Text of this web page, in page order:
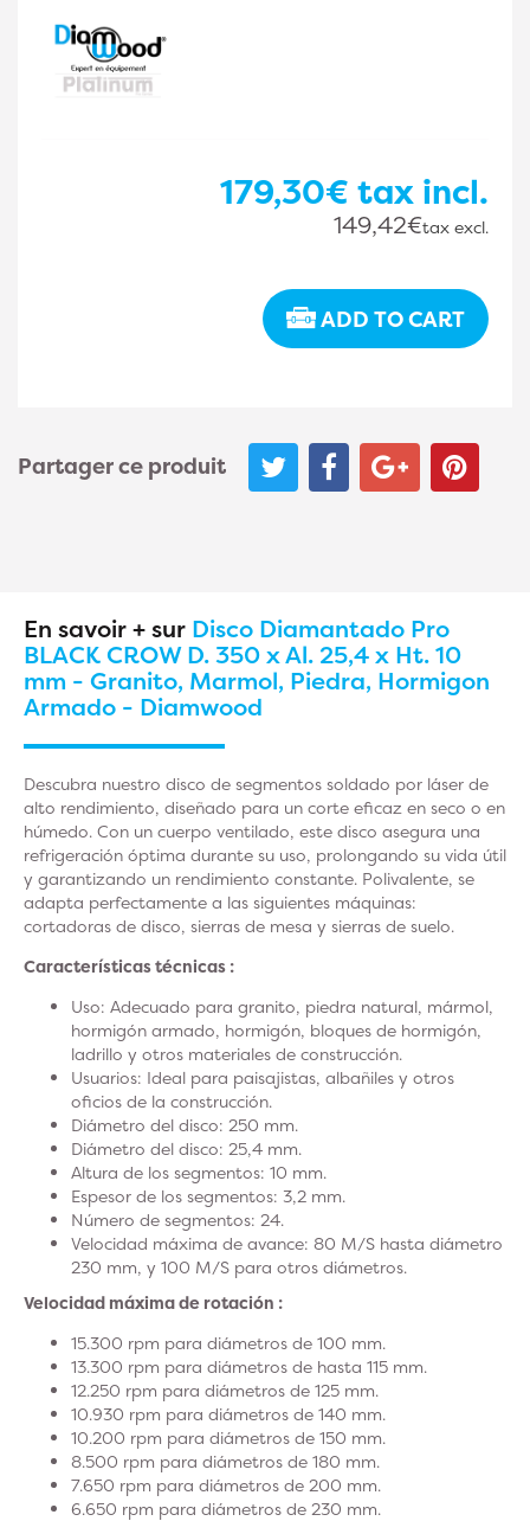
179,30€ tax incl.
149,42€tax excl.
ADD TO CART
Partager ce produit
En savoir + sur Disco Diamantado Pro
BLACK CROW D. 350 x Al. 25,4 x Ht. 10
mm - Granito, Marmol, Piedra, Hormigon
Armado - Diamwood
Descubra nuestro disco de segmentos soldado por láser de
alto rendimiento, diseñado para un corte eficaz en seco o en
húmedo. Con un cuerpo ventilado, este disco asegura una
refrigeración óptima durante su uso, prolongando su vida útil
y garantizando un rendimiento constante. Polivalente, se
adapta perfectamente a las siguientes máquinas:
cortadoras de disco, sierras de mesa y sierras de suelo.
Características técnicas :
Uso: Adecuado para granito, piedra natural, mármol,
hormigón armado, hormigón, bloques de hormigón,
ladrillo y otros materiales de construcción.
Usuarios: Ideal para paisajistas, albañiles y otros
oficios de la construcción.
Diámetro del disco: 250 mm.
Diámetro del disco: 25,4 mm.
Altura de los segmentos: 10 mm.
Espesor de los segmentos: 3,2 mm.
Número de segmentos: 24.
Velocidad máxima de avance: 80 M/S hasta diámetro
230 mm, y 100 M/S para otros diámetros.
Velocidad máxima de rotación :
15.300 rpm para diámetros de 100 mm.
13.300 rpm para diámetros de hasta 115 mm.
12.250 rpm para diámetros de 125 mm.
10.930 rpm para diámetros de 140 mm.
10.200 rpm para diámetros de 150 mm.
8.500 rpm para diámetros de 180 mm.
7.650 rpm para diámetros de 200 mm.
6.650 rpm para diámetros de 230 mm.